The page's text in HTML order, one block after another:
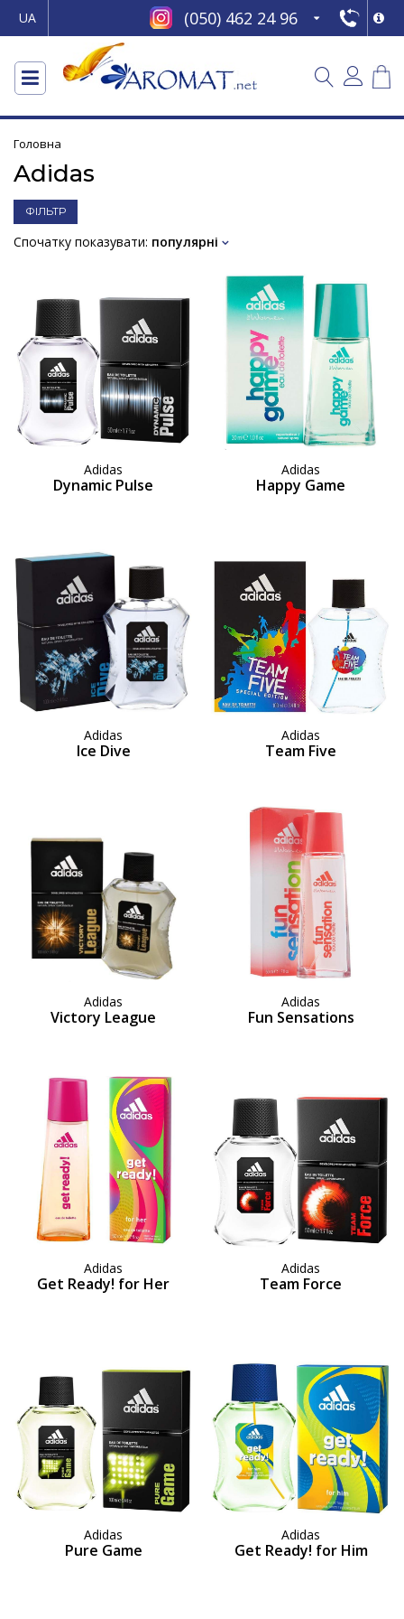
UA (050) 462 24 96
Головна
Adidas
ФІЛЬТР
Спочатку показувати: популярні
Adidas
Dynamic Pulse
Adidas
Happy Game
Adidas
Ice Dive
Adidas
Team Five
Adidas
Victory League
Adidas
Fun Sensations
Adidas
Get Ready! for Her
Adidas
Team Force
Adidas
Pure Game
Adidas
Get Ready! for Him